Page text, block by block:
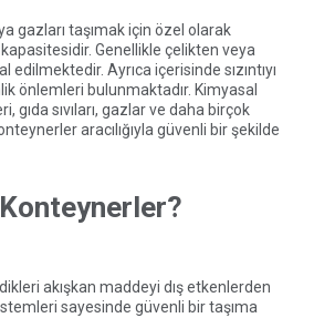
gazları taşımak için özel olarak
Genellikle çelikten veya
Ayrıca içerisinde sızıntıyı
önlemleri bulunmaktadır. Kimyasal
gıda sıvıları, gazlar ve daha birçok
aracılığıyla güvenli bir şekilde
akışkan maddeyi dış etkenlerden
sayesinde güvenli bir taşıma